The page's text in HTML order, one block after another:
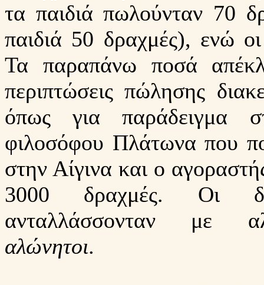
τα παιδιά πωλούνταν 70
παιδιά 50 δραχμές), ενώ
Τα παραπάνω ποσά
περιπτώσεις πώλησης
όπως για παράδειγμα
φιλοσόφου Πλάτωνα που
στην Αίγινα και ο
3000 δραχμές. Oι
ανταλλάσσονταν με
αλώνητοι.